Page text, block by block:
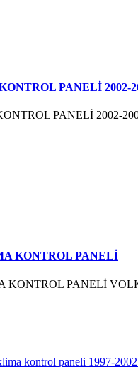
PANELİ 2002-
PANELİ 2002-
KONTROL PANELİ
KONTROL PANELİ
kontrol paneli 1997-